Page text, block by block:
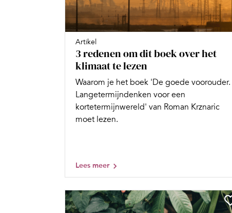
Artikel
3 redenen om dit boek over het
klimaat te lezen
Waarom je het boek 'De goede voorouder.
Langetermijndenken voor een
kortetermijnwereld' van Roman Krznaric
moet lezen.
Lees meer